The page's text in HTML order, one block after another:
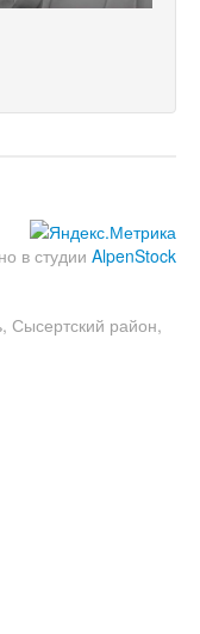
в студии AlpenStock
Сысертский район,